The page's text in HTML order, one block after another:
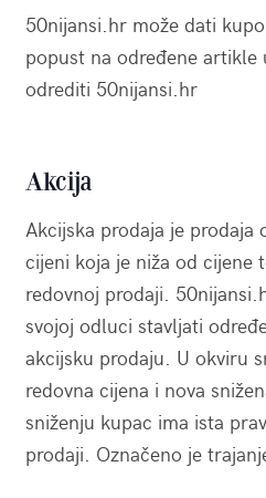
50nijansi.hr može dati
popust na određene
odrediti 50nijansi.hr
Akcija
Akcijska prodaja je prodaja
cijeni koja je niža od cijene
redovnoj prodaji.
svojoj odluci stavljati
akcijsku prodaju. U okviru
redovna cijena i nova
sniženju kupac ima ista
prodaji. Označeno je